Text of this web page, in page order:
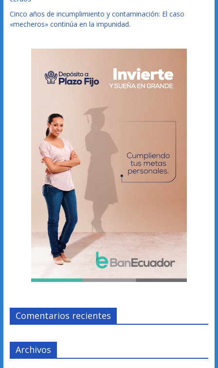
Cinco años de incumplimiento y contaminación: El caso
«mecheros» continúa en la impunidad.
Comentarios recientes
Archivos